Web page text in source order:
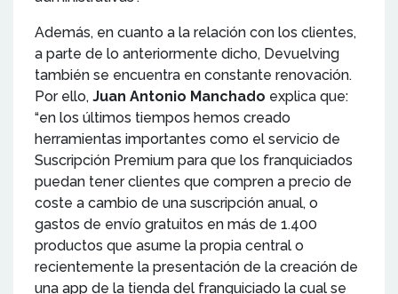
Además, en cuanto a la relación con los clientes,
a parte de lo anteriormente dicho, Devuelving
también se encuentra en constante renovación.
Por ello, Juan Antonio Manchado explica que:
“en los últimos tiempos hemos creado
herramientas importantes como el servicio de
Suscripción Premium para que los franquiciados
puedan tener clientes que compren a precio de
coste a cambio de una suscripción anual, o
gastos de envío gratuitos en más de 1.400
productos que asume la propia central o
recientemente la presentación de la creación de
una app de la tienda del franquiciado la cual se